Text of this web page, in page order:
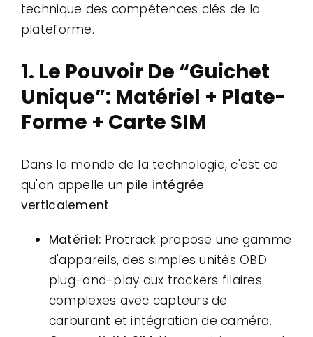
technique des compétences clés de la
plateforme.
1. Le Pouvoir De “Guichet
Unique”: Matériel + Plate-
Forme + Carte SIM
Dans le monde de la technologie, c'est ce
qu'on appelle un pile intégrée
verticalement.
Matériel: Protrack propose une gamme
d'appareils, des simples unités OBD
plug-and-play aux trackers filaires
complexes avec capteurs de
carburant et intégration de caméra.